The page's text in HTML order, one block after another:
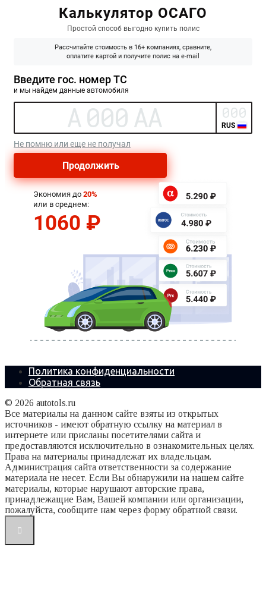
Политика конфиденциальности
Обратная связь
© 2026 autotols.ru
Все материалы на данном сайте взяты из открытых
источников - имеют обратную ссылку на материал в
интернете или присланы посетителями сайта и
предоставляются исключительно в ознакомительных целях.
Права на материалы принадлежат их владельцам.
Администрация сайта ответственности за содержание
материала не несет. Если Вы обнаружили на нашем сайте
материалы, которые нарушают авторские права,
принадлежащие Вам, Вашей компании или организации,
пожалуйста, сообщите нам через форму обратной связи.